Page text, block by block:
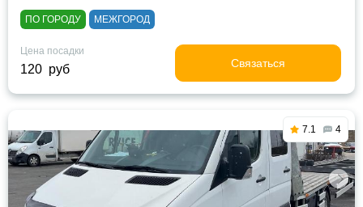
ПО ГОРОДУ МЕЖГОРОД
Цена посадки
120 руб Связаться
7.1 4